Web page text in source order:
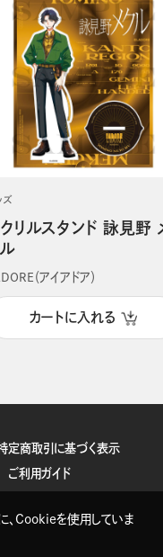
ズ
リルスタンド 詠見野
（アイアドア）
カートに入れる
定商取引に基づく表示
ご利用ガイド
、Cookieを使用していま